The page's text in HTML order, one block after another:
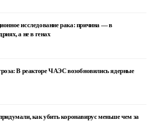
исследование рака: причина — в
а не в генах
В реакторе ЧАЭС возобновились ядерные
как убить коронавирус меньше чем за